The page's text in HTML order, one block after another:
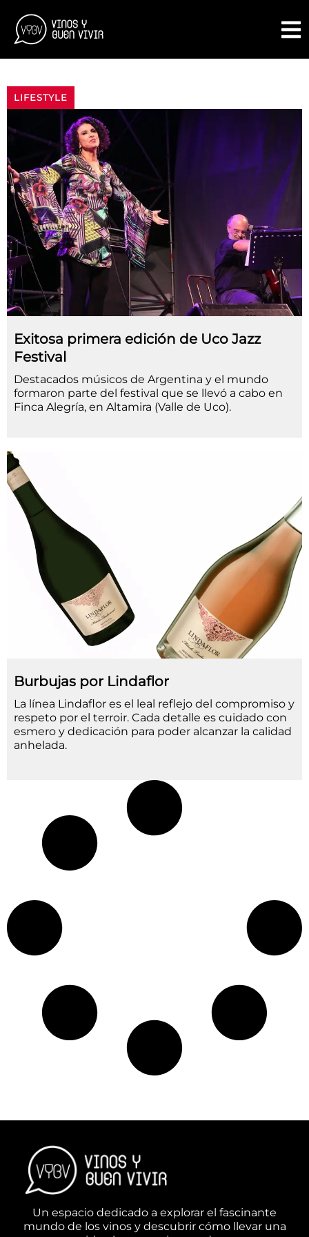
LIFESTYLE
Exitosa primera edición de Uco Jazz
Festival
Destacados músicos de Argentina y el mundo
formaron parte del festival que se llevó a cabo en
Finca Alegría, en Altamira (Valle de Uco).
Burbujas por Lindaflor
La línea Lindaflor es el leal reflejo del compromiso y
respeto por el terroir. Cada detalle es cuidado con
esmero y dedicación para poder alcanzar la calidad
anhelada.
Un espacio dedicado a explorar el fascinante
mundo de los vinos y descubrir cómo llevar una